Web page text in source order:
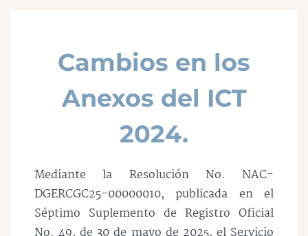
Cambios en los
Anexos del ICT
2024.
Mediante la Resolución No. NAC-
DGERCGC25-00000010, publicada en el
Séptimo Suplemento de Registro Oficial